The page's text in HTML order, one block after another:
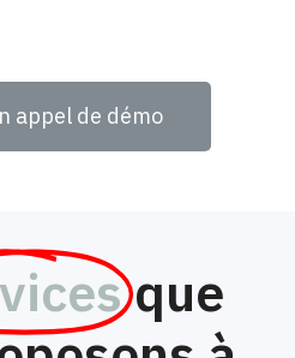
appel de démo
que